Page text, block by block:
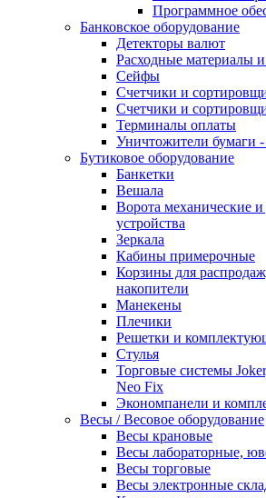
Программное
Банковское оборудование
Детекторы валют
Расходные материалы
Сейфы
Счетчики и
Счетчики и
Терминалы оплаты
Уничтожители бумаги
Бутиковое оборудование
Банкетки
Вешала
Ворота механические
устройства
Зеркала
Кабины примерочные
Корзины для
накопители
Манекены
Плечики
Решетки и
Стулья
Торговые системы
Neo Fix
Экономпанели и
Весы / Весовое оборудование
Весы крановые
Весы лабораторные,
Весы торговые
Весы электронные